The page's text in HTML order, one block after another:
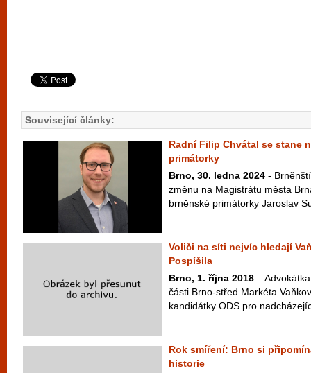
Související články:
Radní Filip Chvátal se stane
primátorky
Brno, 30. ledna 2024 -
změnu na Magistrátu města
brněnské primátorky Jaroslav
Voliči na síti nejvíc hledají
Pospíšila
Brno, 1. října 2018 –
části Brno-střed Markéta
kandidátky ODS pro
Rok smíření: Brno si
historie